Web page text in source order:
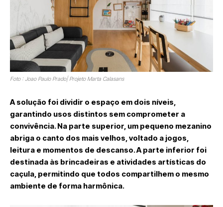
Foto : Joao Paulo Prado| Projeto Marta Calasans
A solução foi dividir o espaço em dois níveis,
garantindo usos distintos sem comprometer a
convivência. Na parte superior, um pequeno mezanino
abriga o canto dos mais velhos, voltado a jogos,
leitura e momentos de descanso. A parte inferior foi
destinada às brincadeiras e atividades artísticas do
caçula, permitindo que todos compartilhem o mesmo
ambiente de forma harmônica.